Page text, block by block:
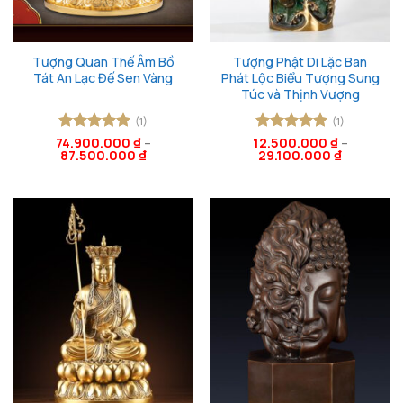
Tượng Quan Thế Âm Bồ
Tát An Lạc Đế Sen Vàng
Được xếp
hạng55
(1)
74.900.000 ₫–
87.500.000 ₫
Tượng Phật Di Lặc Ban
Phát Lộc Biểu Tượng Sung
Túc và Thịnh Vượng
Được xếp
hạng55
(1)
12.500.000 ₫–
29.100.000 ₫